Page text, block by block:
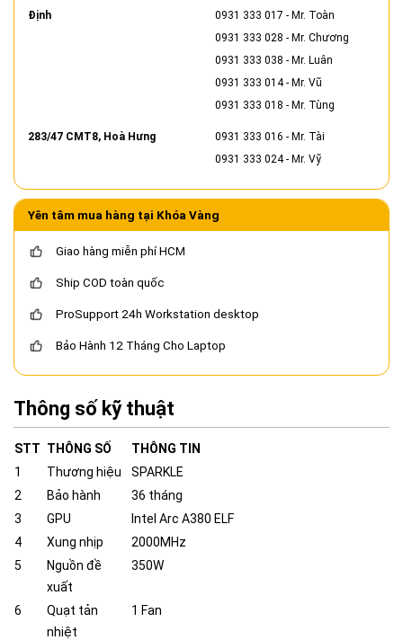
Định
0931 333 017 - Mr. Toàn
0931 333 028 - Mr. Chương
0931 333 038 - Mr. Luân
0931 333 014- Mr. Vũ
0931 333 018 - Mr. Tùng
283/47 CMT8, Hoà Hưng 0931 333 016 - Mr. Tài
0931 333 024- Mr. Vỹ
Yên tâm mua hàng tại Khóa Vàng
Giao hàng miễn phí HCM
Ship COD toàn quốc
ProSupport 24h Workstation desktop
Bảo Hành 12 Tháng Cho Laptop
Thông số kỹ thuật
STT THÔNG SỐ
THÔNG TIN
1
Thương hiệu
SPARKLE
2
Bảo hành
36 tháng
3
GPU
Intel Arc A380 ELF
4
Xung nhịp
2000MHz
5
Nguồn đề
xuất
350W
6
Quạt tản
nhiệt
1 Fan